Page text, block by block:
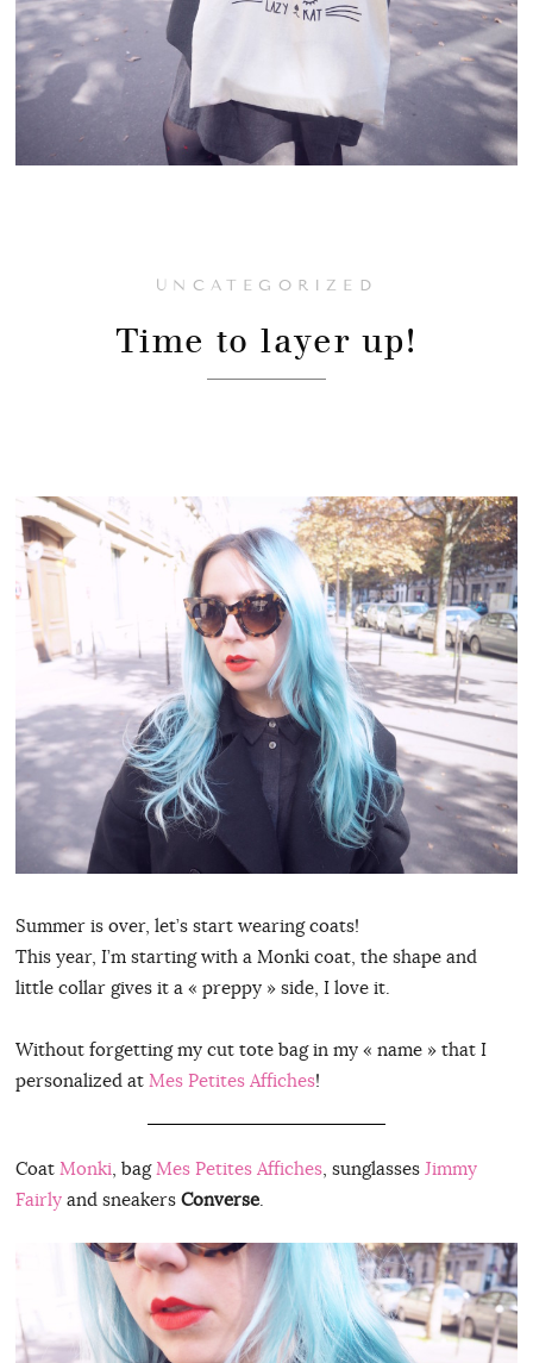
UNCATEGORIZED
Time to layer up!
Summer is over, let’s start wearing coats!
This year, I’m starting with a Monki coat, the shape and
little collar gives it a « preppy » side, I love it.
Without forgetting my cut tote bag in my « name » that I
personalized at Mes Petites Affiches!
Coat Monki , bag Mes Petites Affiches, sunglasses Jimmy
Fairlyand sneakers Converse.